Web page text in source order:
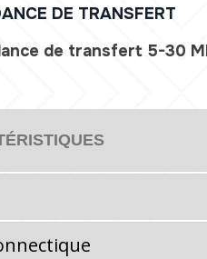
DE TRANSFERT
de transfert 5-30